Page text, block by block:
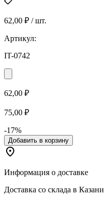
62,00 ₽ / шт.
Артикул:
IT-0742
62,00 ₽
75,00 ₽
-17%
Добавить в корзину
Информация о доставке
Доставка со склада в Казани